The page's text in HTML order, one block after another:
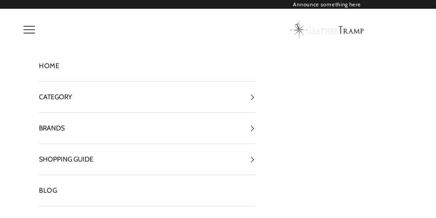
Announce something here
LEATHER TRAMP
メニューを開く
HOME
CATEGORY
BRANDS
SHOPPING GUIDE
BLOG